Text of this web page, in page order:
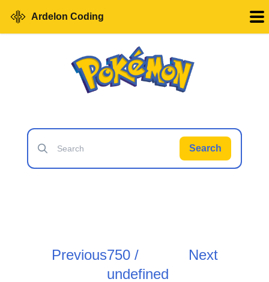
Ardelon Coding
Search
Previous750 /
undefined
Next